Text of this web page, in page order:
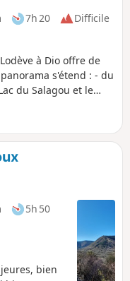
7h 20
Difficile
à Dio offre de
s'étend : - du
du Salagou et le
falaises du Plateau
l'Escandorgue au
le Parc Naturel
traverse des ruffes
5h 50
bien